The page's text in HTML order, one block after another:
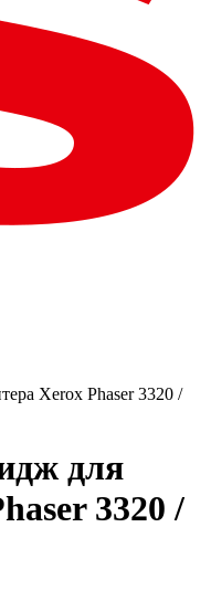
Xerox Phaser 3320 /
для
3320 /